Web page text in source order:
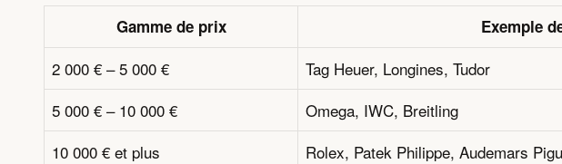
Gamme de prix Exemple
2 000 € – 5 000 €
Tag Heuer, Longines, Tudor
5 000 € – 10 000 €
Omega, IWC, Breitling
10 000 € et plus
Rolex, Patek Philippe, Audemars